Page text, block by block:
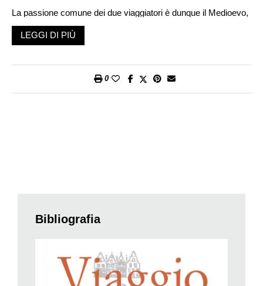
La passione comune dei due viaggiatori è dunque il Medioevo,
evocato anche grazie all’ombra del grande storico francese
Jacques Le Goff, morto dieci anni fa, eppure presente quasi
con una sintesi della civiltà medievale che potrebbe essere
Rivoluzione francese e la Rivoluzione industriale, dunque
assai tardi, hanno cambiato veramente il paradigma delle
LEGGI DI PIÙ
0
Bibliografia